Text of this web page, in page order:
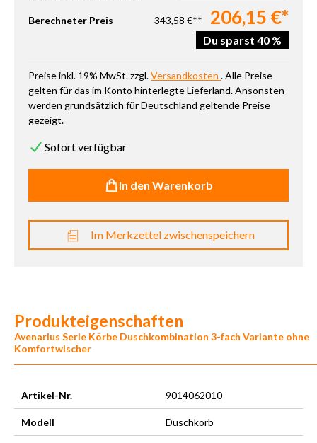
Berechneter Preis 343,58 €** 206,15 €*
Du sparst 40 %
Preise inkl. 19% MwSt. zzgl.Versandkosten . Alle Preise
gelten für das im Konto hinterlegte Lieferland. Ansonsten
werden grundsätzlich für Deutschland geltende Preise
gezeigt.
Sofort verfügbar
In den Warenkorb
Im Merkzettel zwischenspeichern
Produkteigenschaften
Avenarius Serie Körbe Duschkombination 3-fach Variante ohne
Komfortwischer
Artikel-Nr. 9014062010
Modell Duschkorb